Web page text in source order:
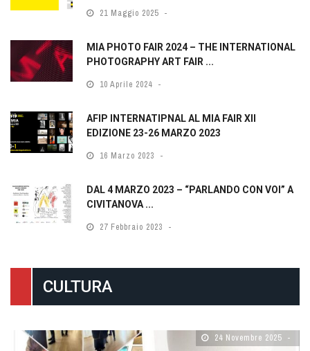
21 Maggio 2025
MIA PHOTO FAIR 2024 – THE INTERNATIONAL
PHOTOGRAPHY ART FAIR ...
10 Aprile 2024
AFIP INTERNATIPNAL AL MIA FAIR XII
EDIZIONE 23-26 MARZO 2023
16 Marzo 2023
DAL 4 MARZO 2023 – “PARLANDO CON VOI” A
CIVITANOVA ...
27 Febbraio 2023
CULTURA
24 Novembre 2025